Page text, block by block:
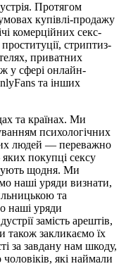
Протягом
купівлі-продажу
комерційних секс-
стриптиз-
приватних
у сфері онлайн-
та інших
та країнах. Ми
психологічних
людей — переважно
покупці сексу
щодня. Ми
наші уряди визнати,
та
наші уряди
замість арештів,
також закликаємо їх
за завдану нам шкоду,
які наймали